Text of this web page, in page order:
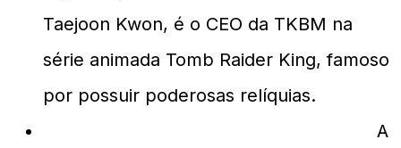
Taejoon Kwon, é o CEO da TKBM na
série animada Tomb Raider King, famoso
por possuir poderosas relíquias.
A